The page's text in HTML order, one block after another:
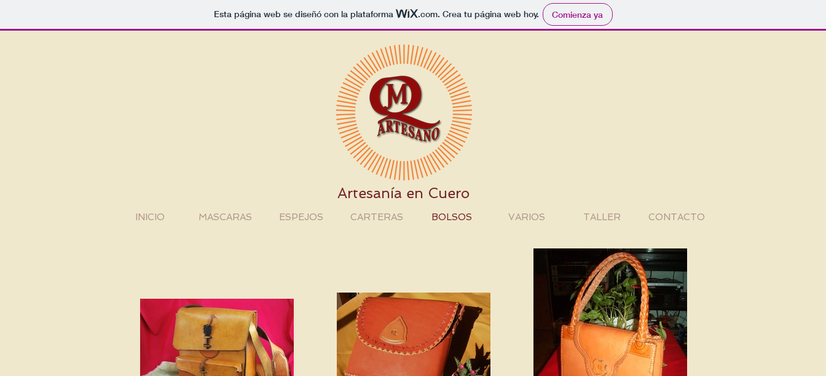
Esta página web se diseñó con la plataforma .com. Crea tu página web hoy. Comienza ya
INICIO MASCARAS ESPEJOS CARTERAS BOLSOS VARIOS TALLER CONTACTO
Artesanía en Cuero